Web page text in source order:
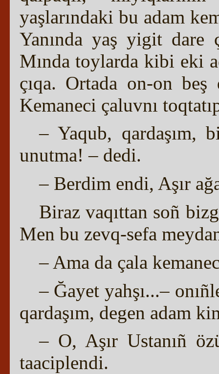
yaşlarındaki bu adam
Yanında yaş yigit dare
Mında toylarda kibi eki
çıqa. Ortada on-on
Kemaneci çaluvnı
– Yaqub, qardaşım,
unutma! – dedi.
– Berdim endi, Aşır
Biraz vaqıttan soñ
Men bu zevq-sefa
– Ama da çala
– Ğayet yahşı...–
qardaşım, degen adam
– O, Aşır Ustanıñ
taaciplendi.